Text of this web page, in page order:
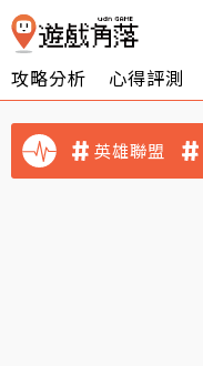
攻略分析 心得評測
英雄聯盟